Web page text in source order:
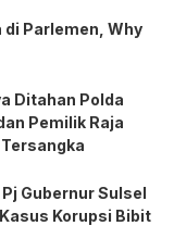
di Parlemen, Why
Ditahan Polda
Pemilik Raja
Gubernur Sulsel
Korupsi Bibit